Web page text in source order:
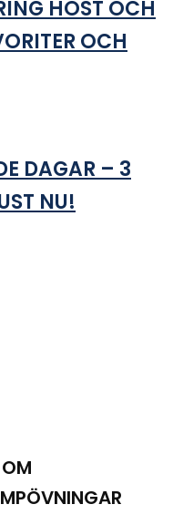
HÖST OCH
OCH
DAGAR – 3
NU!